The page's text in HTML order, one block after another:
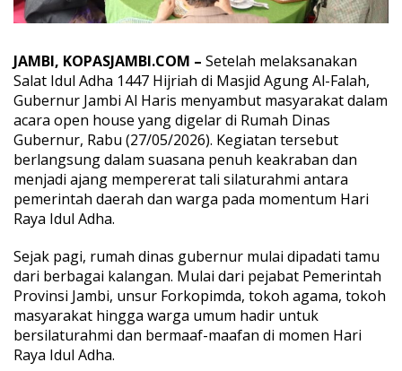
e
a
m
a
a
n
W
a
r
a
p
e
n
H
o
u
JAMBI, KOPASJAMBI.COM – Setelah melaksanakan
Salat Idul Adha 1447 Hijriah di Masjid Agung Al-Falah,
Gubernur Jambi Al Haris menyambut masyarakat dalam
acara open house yang digelar di Rumah Dinas
Gubernur, Rabu (27/05/2026). Kegiatan tersebut
berlangsung dalam suasana penuh keakraban dan
menjadi ajang mempererat tali silaturahmi antara
pemerintah daerah dan warga pada momentum Hari
Raya Idul Adha.
Sejak pagi, rumah dinas gubernur mulai dipadati tamu
dari berbagai kalangan. Mulai dari pejabat Pemerintah
Provinsi Jambi, unsur Forkopimda, tokoh agama, tokoh
masyarakat hingga warga umum hadir untuk
bersilaturahmi dan bermaaf-maafan di momen Hari
Raya Idul Adha.